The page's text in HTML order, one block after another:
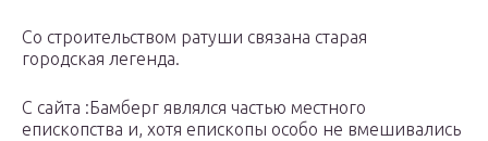
Со строительством ратуши связана старая
городская легенда.
С сайта :Бамберг являлся частью местного
епископства и, хотя епископы особо не вмешивались